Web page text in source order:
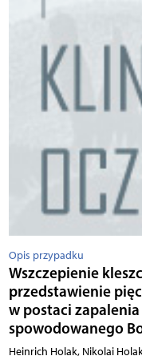
Opis przypadku
Wszczepienie
przedstawienie
w postaci
spowodowanego
Heinrich Holak, Nikolai